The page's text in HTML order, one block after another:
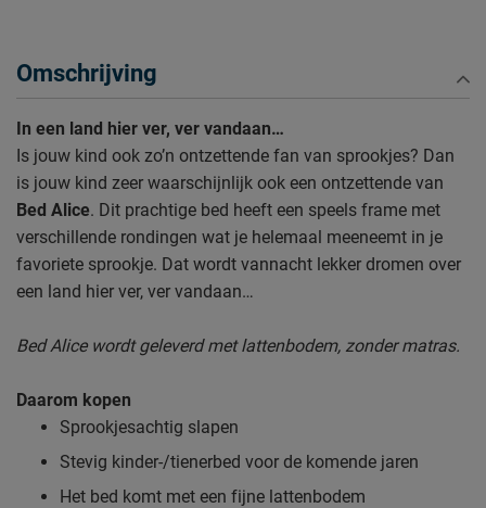
Omschrijving
In een land hier ver, ver vandaan…
Is jouw kind ook zo’n ontzettende fan van sprookjes? Dan
is jouw kind zeer waarschijnlijk ook een ontzettende van
Bed Alice. Dit prachtige bed heeft een speels frame met
verschillende rondingen wat je helemaal meeneemt in je
favoriete sprookje. Dat wordt vannacht lekker dromen over
een land hier ver, ver vandaan…
Bed Alice wordt geleverd met lattenbodem, zonder matras.
Daarom kopen
Sprookjesachtig slapen
Stevig kinder-/tienerbed voor de komende jaren
Het bed komt met een fijne lattenbodem